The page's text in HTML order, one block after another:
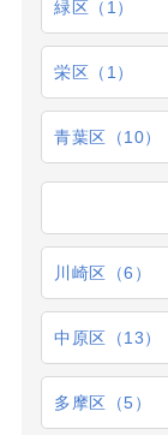
緑区（1）
栄区（1）
青葉区（10）
川崎区（6）
中原区（13）
多摩区（5）